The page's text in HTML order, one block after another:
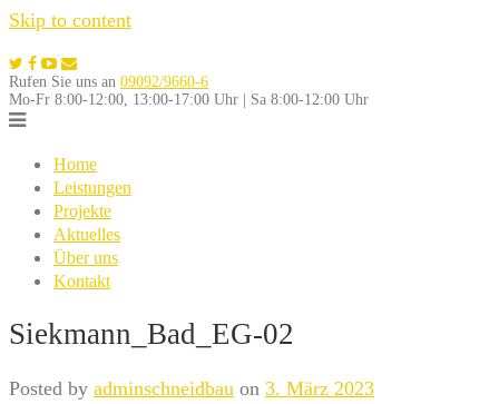
Skip to content
Rufen Sie uns an 09092/9660-6
Mo-Fr 8:00-12:00, 13:00-17:00 Uhr | Sa 8:00-12:00 Uhr
Home
Leistungen
Projekte
Aktuelles
Über uns
Kontakt
Siekmann_Bad_EG-02
Posted by adminschneidbau on 3. März 2023